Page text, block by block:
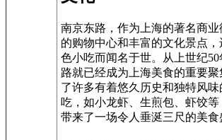
南京东路，作为上海的著名商
的购物中心和丰富的文化景点
色小吃而闻名于世。从上世纪
路就已经成为上海美食的重要
了许多有着悠久历史和独特风
吃，如小龙虾、生煎包、虾饺
带来了一场令人垂涎三尺的美食